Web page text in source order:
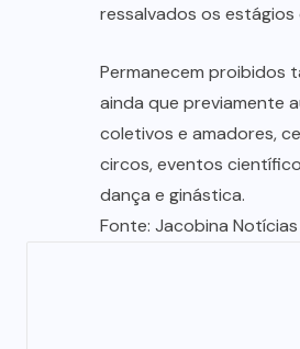
ressalvados os
Permanecem proibidos
ainda que previamente
coletivos e amadores,
circos, eventos
dança e ginástica.
Fonte: Jacobina Notícias